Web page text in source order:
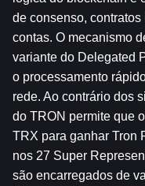
de consenso,
contas. O mecanismo
variante do Delegated
o processamento
rede. Ao contrário dos
do TRON permite que
TRX para ganhar Tron
nos 27 Super
são encarregados de